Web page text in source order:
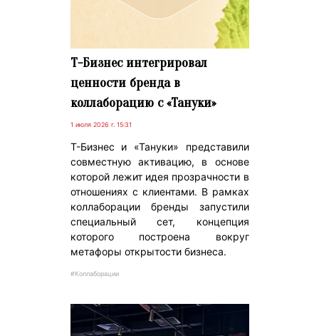
Т-Бизнес интегрировал
ценности бренда в
коллаборацию с «Тануки»
1 июля 2026 г. 15:31
Т-Бизнес и «Тануки» представили
совместную активацию, в основе
которой лежит идея прозрачности в
отношениях с клиентами. В рамках
коллаборации бренды запустили
специальный сет, концепция
которого построена вокруг
метафоры открытости бизнеса.
#Коллаборации